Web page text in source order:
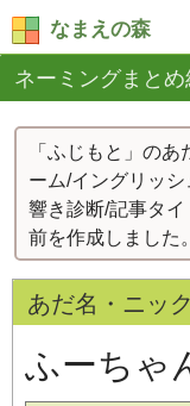
なまえの森
ネーミングまとめ
「ふじもと」の
ーム/イングリッ
響き診断/記事タ
前を作成しました。
あだ名・ニッ
ふーちゃ